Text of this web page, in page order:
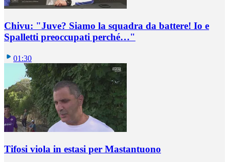
Chivu: "Juve? Siamo la squadra da battere! Io e
Spalletti preoccupati perché…"
01:30
Tifosi viola in estasi per Mastantuono